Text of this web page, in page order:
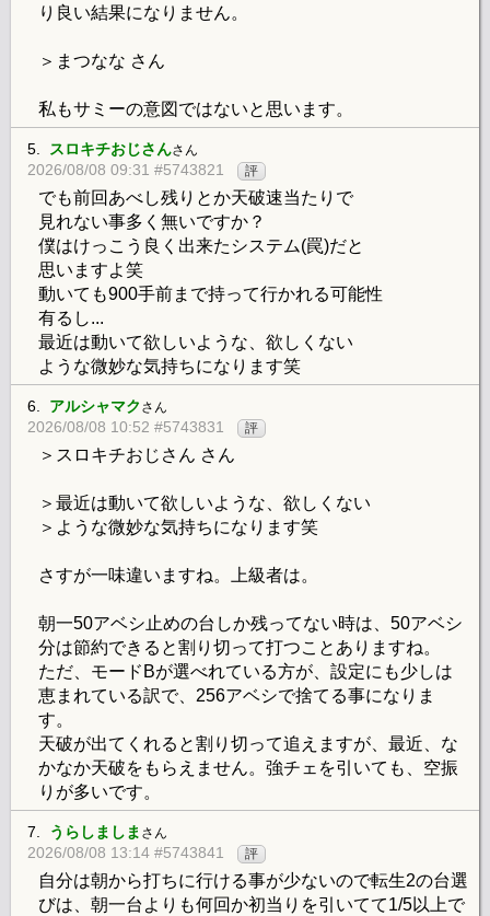
り良い結果になりません。
＞まつなな さん
私もサミーの意図ではないと思います。
5. スロキチおじさんさん
2026/08/08 09:31 #5743821 評
でも前回あべし残りとか天破速当たりで
見れない事多く無いですか？
僕はけっこう良く出来たシステム(罠)だと
思いますよ笑
動いても900手前まで持って行かれる可能性
有るし...
最近は動いて欲しいような、欲しくない
ような微妙な気持ちになります笑
6. アルシャマク さん
2026/08/08 10:52 #5743831 評
＞スロキチおじさん さん
＞最近は動いて欲しいような、欲しくない
＞ような微妙な気持ちになります笑
さすが一味違いますね。上級者は。
朝一50アベシ止めの台しか残ってない時は、50アベシ
分は節約できると割り切って打つことありますね。
ただ、モードBが選べれている方が、設定にも少しは
恵まれている訳で、256アベシで捨てる事になりま
す。
天破が出てくれると割り切って追えますが、最近、な
かなか天破をもらえません。強チェを引いても、空振
りが多いです。
7. うらしましま さん
2026/08/08 13:14 #5743841 評
自分は朝から打ちに行ける事が少ないので転生2の台選
びは、朝一台よりも何回か初当りを引いてて1/5以上で